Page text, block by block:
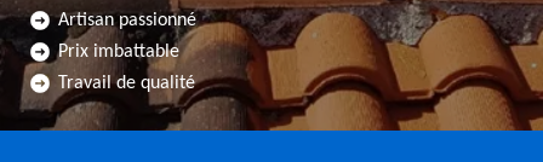
Artisan passionné
Prix imbattable
Travail de qualité